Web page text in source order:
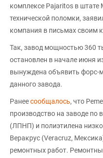
комплексе Pajaritos в штате
технической поломки,
компания в письмах своим
Так, завод мощностью 360
остановлен в начале июня
вынуждена объявить форс-
данного завода.
Ранеесообщалось, что
производство на заводе по
(ЛПНП) и полиэтилена
Веракрус (Veracruz,
ремонтных работ.